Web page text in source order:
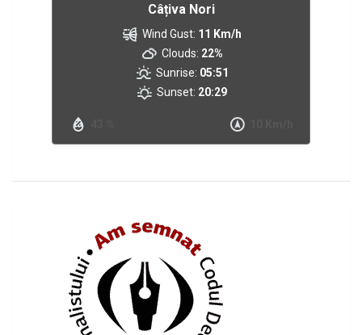
Câțiva Nori
Wind Gust: 11 Km/h
Clouds: 22%
Sunrise: 05:51
Sunset: 20:29